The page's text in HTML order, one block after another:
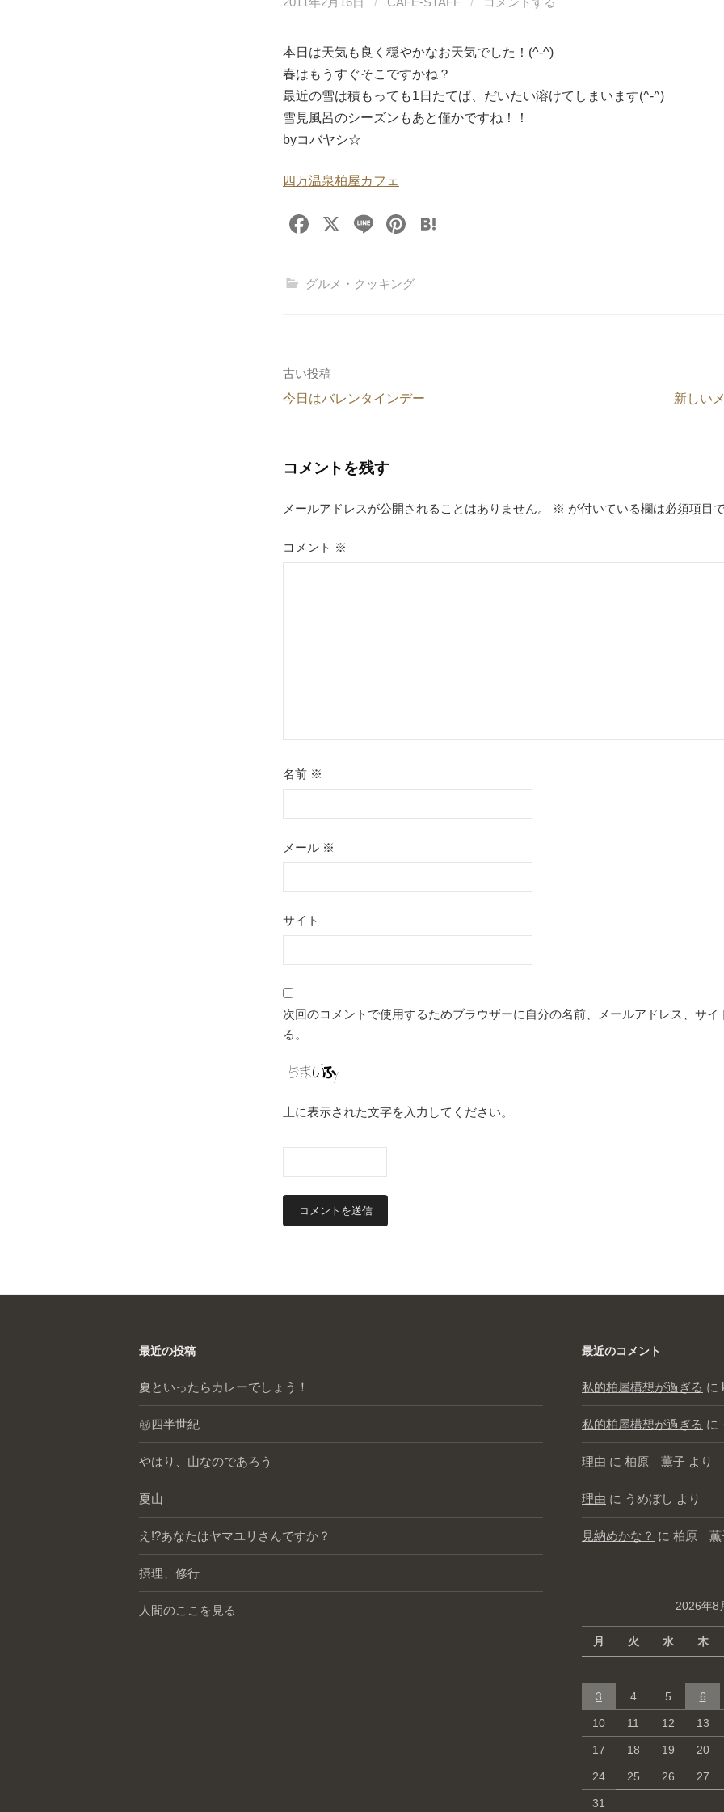
本日は天気も良く穏やかなお天気でした！(^-^)
春はもうすぐそこですかね？
最近の雪は積もっても1日たてば、だいたい溶けてしまいます(^-^)
雪見風呂のシーズンもあと僅かですね！！
byコバヤシ☆
四万温泉柏屋カフェ
F
c
o
k
X
Li
e
Pi
er
グルメ・クッキング
投
稿
ビ
ゲ
ー
古い投稿
今日はバレンタインデー
新しい
コメントを残す
メールアドレスが公開されることはありません。 ※ が付いている欄は必須項目
コメント ※
名前 ※
メール ※
サイト
次回のコメントで使用するためブラウザーに自分の名前、メールアドレス、サイ
る。
上に表示された文字を入力してください。
最近の投稿
夏といったらカレーでしょう！
㊗️四半世紀
やはり、山なのであろう
夏山
え!?あなたはヤマユリさんですか？
摂理、修行
人間のここを見る
最近のコメント
私的柏屋構想が過ぎる に
私的柏屋構想が過ぎる に
理由 に 柏原 薫子 より
理由 に うめぼし より
見納めかな？ に 柏原 薫
2026年8
月 火 水 木
3 4 5 6
10 11 12 13
17 18 19 20
24 25 26 27
31